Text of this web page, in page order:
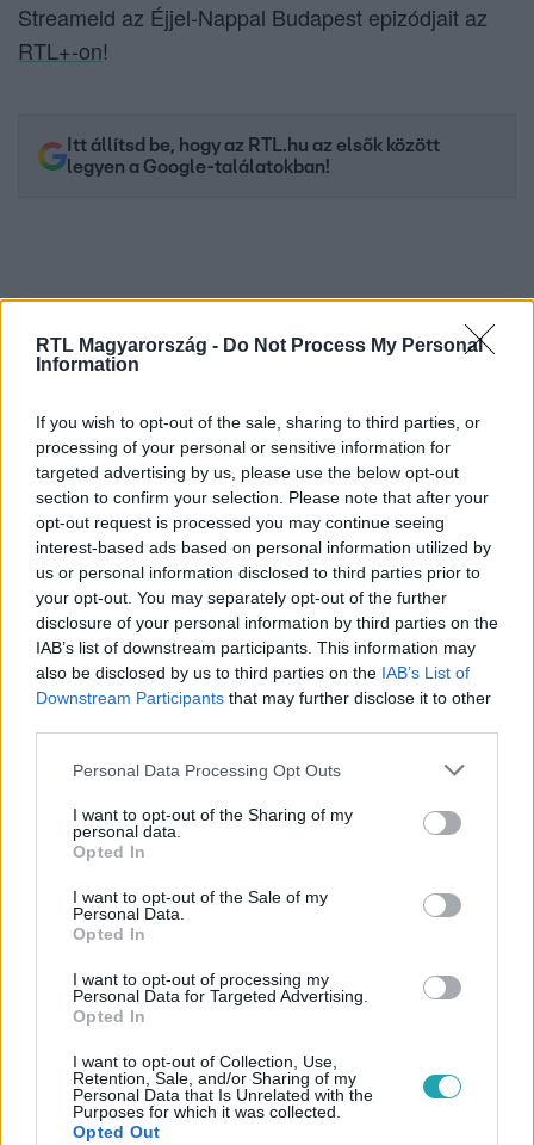
RTL Magyarország - Do Not Process My Personal
Information
If you wish to opt-out of the sale, sharing to third parties, or
processing of your personal or sensitive information for
targeted advertising by us, please use the below opt-out
section to confirm your selection. Please note that after your
opt-out request is processed you may continue seeing
interest-based ads based on personal information utilized by
us or personal information disclosed to third parties prior to
your opt-out. You may separately opt-out of the further
disclosure of your personal information by third parties on the
IAB’s list of downstream participants. This information may
also be disclosed by us to third parties on the IAB’s List of
Downstream Participants that may further disclose it to other
Please note that this website/app uses one or more Google
not limited to your visit or usage behaviour. You may click to
grant or deny consent to Google and its third-party tags to
use your data for below specified purposes in below Google
consent section.
Personal Data Processing Opt Outs
I want to opt-out of the Sharing of my
personal data.
Opted In
I want to opt-out of the Sale of my
Personal Data.
Opted In
I want to opt-out of processing my
Personal Data for Targeted Advertising.
Opted In
I want to opt-out of Collection, Use,
Retention, Sale, and/or Sharing of my
Personal Data that Is Unrelated with the
Purposes for which it was collected.
Opted Out
Streameld az Éjjel-Nappal Budapest epizódjait az
RTL+-on!
Itt állítsd be, hogy az RTL.hu az elsők között
legyen a Google-találatokban!
Kövess minket, és értesülj a friss hírekről a
Facebookon is!
Követem
#ÉJJEL-NAPPAL BUDAPEST #RTL #RTL KLUB
ADÁSRÉSZLETEK #SZOFI # GÁBOR
Népszerű